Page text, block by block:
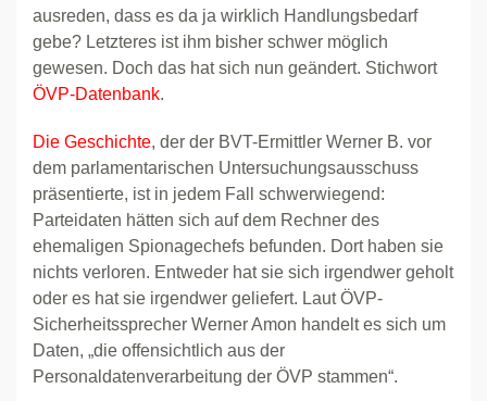
ausreden, dass es da ja wirklich Handlungsbedarf
gebe? Letzteres ist ihm bisher schwer möglich
gewesen. Doch das hat sich nun geändert. Stichwort
ÖVP-Datenbank.
Die Geschichte, der der BVT-Ermittler Werner B. vor
dem parlamentarischen Untersuchungsausschuss
präsentierte, ist in jedem Fall schwerwiegend:
Parteidaten hätten sich auf dem Rechner des
ehemaligen Spionagechefs befunden. Dort haben sie
nichts verloren. Entweder hat sie sich irgendwer geholt
oder es hat sie irgendwer geliefert. Laut ÖVP-
Sicherheitssprecher Werner Amon handelt es sich um
Daten, „die offensichtlich aus der
Personaldatenverarbeitung der ÖVP stammen“.